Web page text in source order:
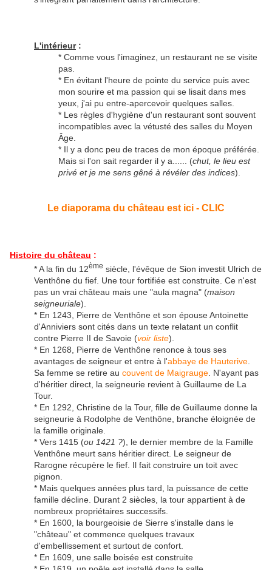
L'intérieur:
* Comme vous l'imaginez, un restaurant ne se visite
pas.
* En évitant l'heure de pointe du service puis avec
mon sourire et ma passion qui se lisait dans mes
yeux, j'ai pu entre-apercevoir quelques salles.
* Les règles d'hygiène d'un restaurant sont souvent
incompatibles avec la vétusté des salles du Moyen
Âge.
* Il y a donc peu de traces de mon époque préférée.
Mais si l'on sait regarder il y a...... (chut, le lieu est
privé et je me sens gêné à révéler des indices).
Le diaporama du château est ici - CLIC
Histoire du château :
* A la fin du 12ème siècle, l'évêque de Sion investit Ulrich de
Venthône du fief. Une tour fortifiée est construite. Ce n'est
pas un vrai château mais une "aula magna" (maison
seigneuriale).
* En 1243, Pierre de Venthône et son épouse Antoinette
d'Anniviers sont cités dans un texte relatant un conflit
contre Pierre II de Savoie (voir liste).
* En 1268, Pierre de Venthône renonce à tous ses
avantages de seigneur et entre à l'abbaye de Hauterive
Sa femme se retire au couvent de Maigrauge . N'ayant pas
d'héritier direct, la seigneurie revient à Guillaume de La
Tour.
* En 1292, Christine de la Tour, fille de Guillaume donne la
seigneurie à Rodolphe de Venthône, branche éloignée de
la famille originale.
* Vers 1415 (ou 1421 ?), le dernier membre de la Famille
Venthône meurt sans héritier direct. Le seigneur de
Rarogne récupère le fief. Il fait construire un toit avec
pignon.
* Mais quelques années plus tard, la puissance de cette
famille décline. Durant 2 siècles, la tour appartient à de
nombreux propriétaires successifs.
* En 1600, la bourgeoisie de Sierre s'installe dans le
"château" et commence quelques travaux
d'embellissement et surtout de confort.
* En 1609, une salle boisée est construite